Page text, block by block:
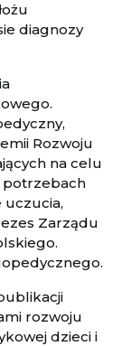
diagnozy
Rozwoju
na celu
potrzebach
uczucia,
Zarządu
rozwoju
dzieci i